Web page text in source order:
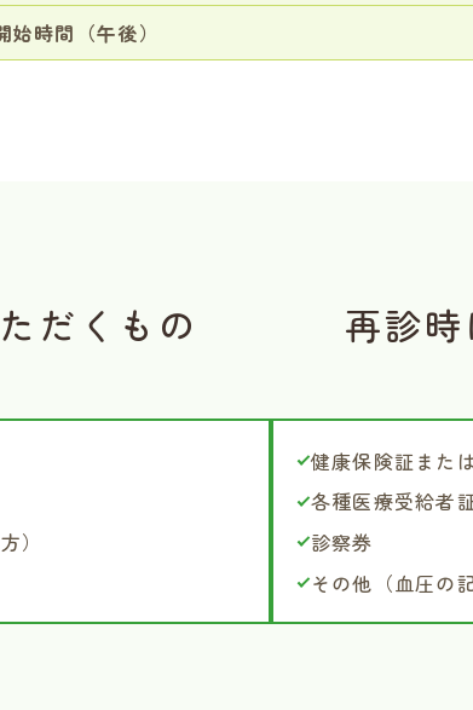
始時間（午後）
だくもの
）
再診時
健康保険証また
各種医療受給者
診察券
その他（血圧の